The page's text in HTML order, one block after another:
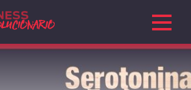
y recibe GRATIS
lRevolucionariocon
de menús y